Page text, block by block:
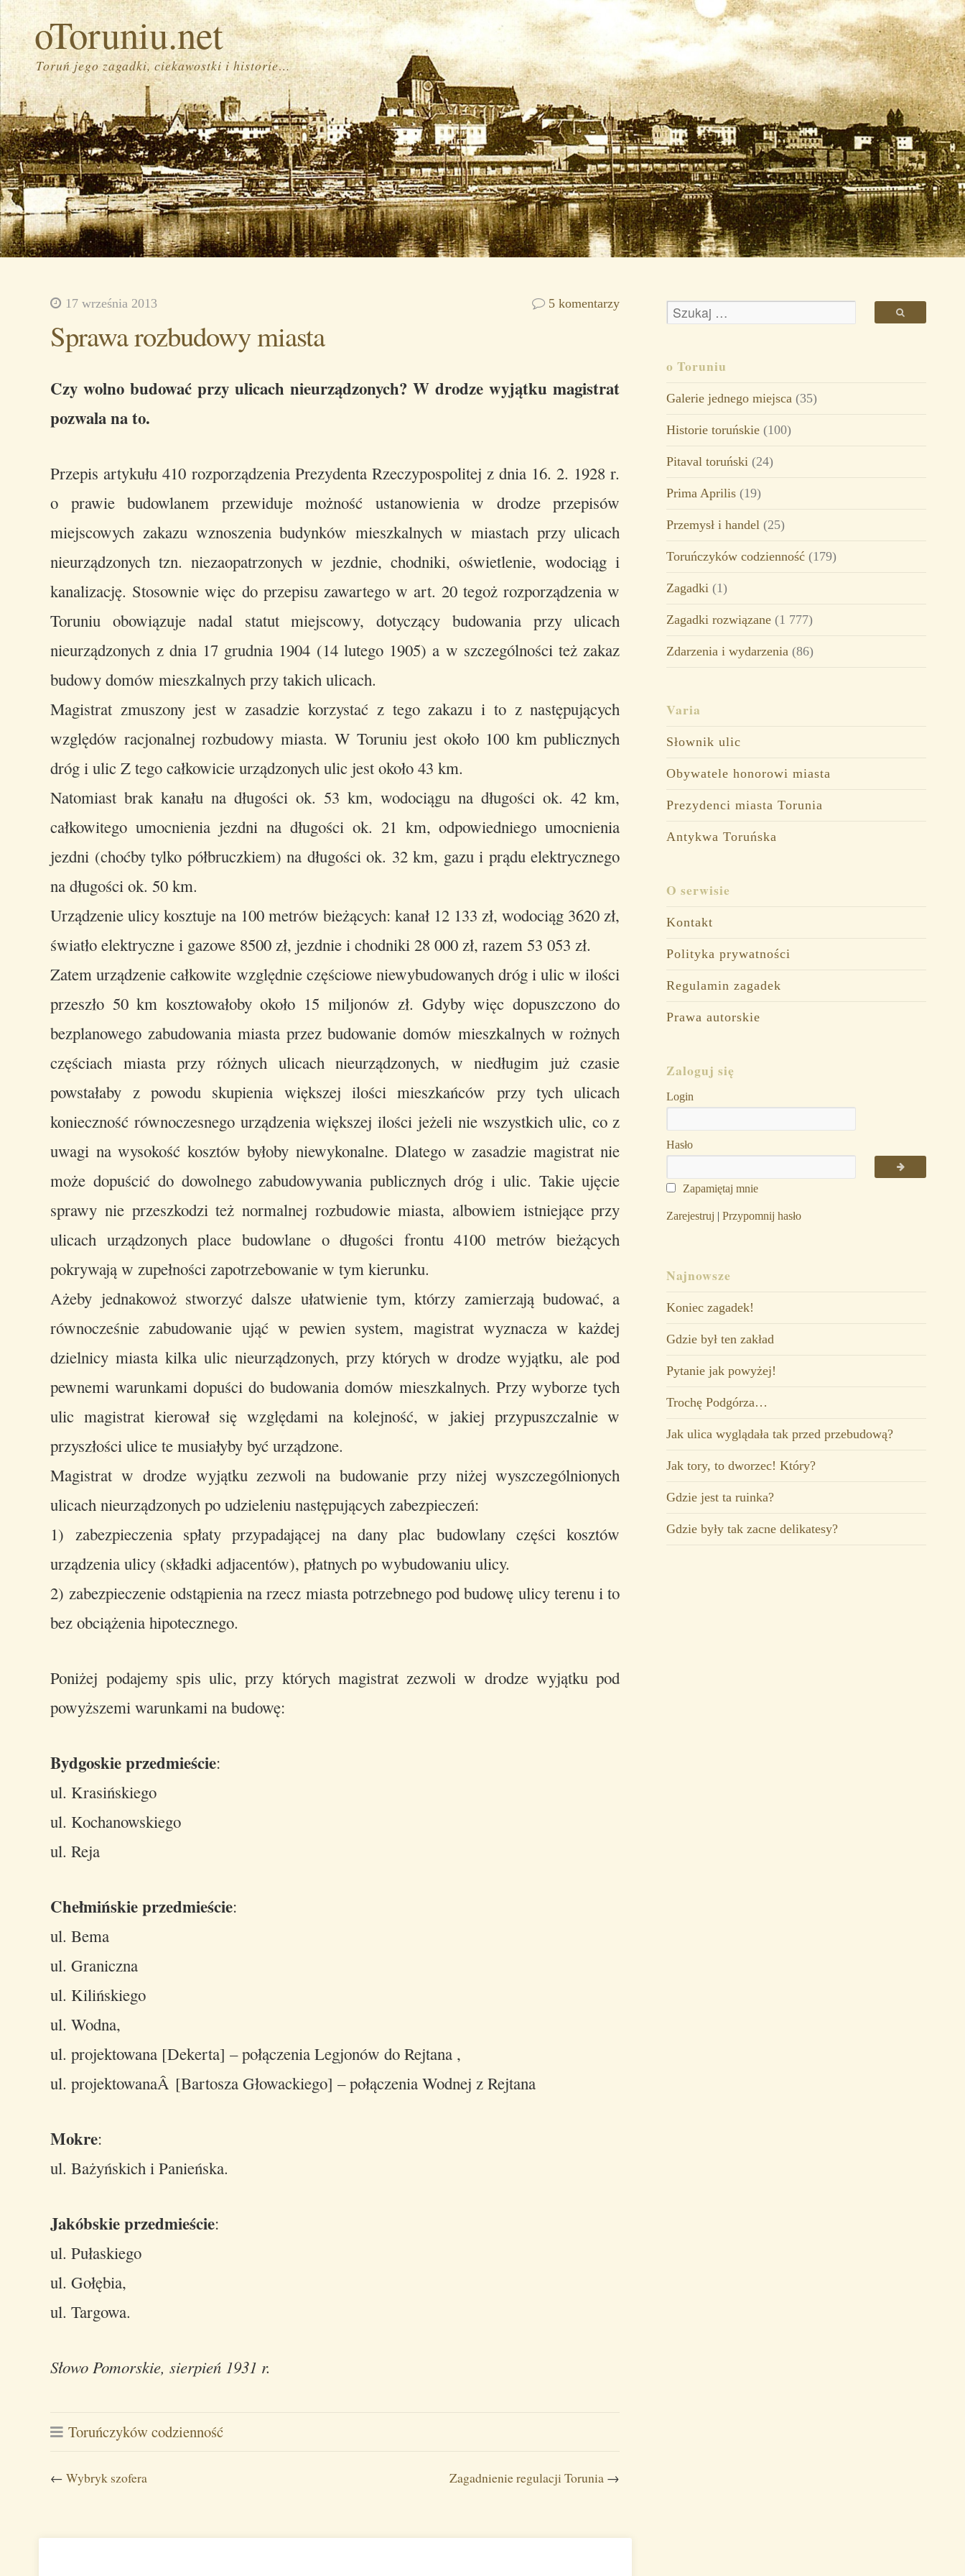
oToruniu.net
Toruń jego zagadki, ciekawostki i historie…
17 września 2013 5 komentarzy
Sprawa rozbudowy miasta
Czy wolno budować przy ulicach nieurządzonych? W drodze wyjątku magistrat
pozwala na to.
Przepis artykułu 410 rozporządzenia Prezydenta Rzeczypospolitej z dnia 16. 2. 1928 r.
o prawie budowlanem przewiduje możność ustanowienia w drodze przepisów
miejscowych zakazu wznoszenia budynków mieszkalnych w miastach przy ulicach
nieurządzonych tzn. niezaopatrzonych w jezdnie, chodniki, oświetlenie, wodociąg i
kanalizację. Stosownie więc do przepisu zawartego w art. 20 tegoż rozporządzenia w
Toruniu obowiązuje nadal statut miejscowy, dotyczący budowania przy ulicach
nieurządzonych z dnia 17 grudnia 1904 (14 lutego 1905) a w szczególności też zakaz
budowy domów mieszkalnych przy takich ulicach.
Magistrat zmuszony jest w zasadzie korzystać z tego zakazu i to z następujących
względów racjonalnej rozbudowy miasta. W Toruniu jest około 100 km publicznych
dróg i ulic Z tego całkowicie urządzonych ulic jest około 43 km.
Natomiast brak kanału na długości ok. 53 km, wodociągu na długości ok. 42 km,
całkowitego umocnienia jezdni na długości ok. 21 km, odpowiedniego umocnienia
jezdni (choćby tylko półbruczkiem) na długości ok. 32 km, gazu i prądu elektrycznego
na długości ok. 50 km.
Urządzenie ulicy kosztuje na 100 metrów bieżących: kanał 12 133 zł, wodociąg 3620 zł,
światło elektryczne i gazowe 8500 zł, jezdnie i chodniki 28 000 zł, razem 53 053 zł.
Zatem urządzenie całkowite względnie częściowe niewybudowanych dróg i ulic w ilości
przeszło 50 km kosztowałoby około 15 miljonów zł. Gdyby więc dopuszczono do
bezplanowego zabudowania miasta przez budowanie domów mieszkalnych w rożnych
częściach miasta przy różnych ulicach nieurządzonych, w niedługim już czasie
powstałaby z powodu skupienia większej ilości mieszkańców przy tych ulicach
konieczność równoczesnego urządzenia większej ilości jeżeli nie wszystkich ulic, co z
uwagi na wysokość kosztów byłoby niewykonalne. Dlatego w zasadzie magistrat nie
może dopuścić do dowolnego zabudowywania publicznych dróg i ulic. Takie ujęcie
sprawy nie przeszkodzi też normalnej rozbudowie miasta, albowiem istniejące przy
ulicach urządzonych place budowlane o długości frontu 4100 metrów bieżących
pokrywają w zupełności zapotrzebowanie w tym kierunku.
Ażeby jednakowoż stworzyć dalsze ułatwienie tym, którzy zamierzają budować, a
równocześnie zabudowanie ująć w pewien system, magistrat wyznacza w każdej
dzielnicy miasta kilka ulic nieurządzonych, przy których w drodze wyjątku, ale pod
pewnemi warunkami dopuści do budowania domów mieszkalnych. Przy wyborze tych
ulic magistrat kierował się względami na kolejność, w jakiej przypuszczalnie w
przyszłości ulice te musiałyby być urządzone.
Magistrat w drodze wyjątku zezwoli na budowanie przy niżej wyszczególnionych
ulicach nieurządzonych po udzieleniu następujących zabezpieczeń:
1) zabezpieczenia spłaty przypadającej na dany plac budowlany części kosztów
urządzenia ulicy (składki adjacentów), płatnych po wybudowaniu ulicy.
2) zabezpieczenie odstąpienia na rzecz miasta potrzebnego pod budowę ulicy terenu i to
bez obciążenia hipotecznego.
Poniżej podajemy spis ulic, przy których magistrat zezwoli w drodze wyjątku pod
powyższemi warunkami na budowę:
Bydgoskie przedmieście:
ul. Krasińskiego
ul. Kochanowskiego
ul. Reja
Chełmińskie przedmieście:
ul. Bema
ul. Graniczna
ul. Kilińskiego
ul. Wodna,
ul. projektowana [Dekerta] – połączenia Legjonów do Rejtana ,
ul. projektowanaÂ [Bartosza Głowackiego] – połączenia Wodnej z Rejtana
Mokre:
ul. Bażyńskich i Panieńska.
Jakóbskie przedmieście:
ul. Pułaskiego
ul. Gołębia,
ul. Targowa.
Słowo Pomorskie, sierpień 1931 r.
Toruńczyków codzienność
←Wybryk szofera Zagadnienie regulacji Torunia →
o Toruniu
Galerie jednego miejsca(35)
Historie toruńskie(100)
Pitaval toruński(24)
Prima Aprilis(19)
Przemysł i handel(25)
Toruńczyków codzienność(179)
Zagadki(1)
Zagadki rozwiązane(1 777)
Zdarzenia i wydarzenia(86)
Varia
Słownik ulic
Obywatele honorowi miasta
Prezydenci miasta Torunia
Antykwa Toruńska
O serwisie
Kontakt
Polityka prywatności
Regulamin zagadek
Prawa autorskie
Zaloguj się
Login
Hasło
Zapamiętaj mnie
Zarejestruj | Przypomnij hasło
Najnowsze
Koniec zagadek!
Gdzie był ten zakład
Pytanie jak powyżej!
Trochę Podgórza…
Jak ulica wyglądała tak przed przebudową?
Jak tory, to dworzec! Który?
Gdzie jest ta ruinka?
Gdzie były tak zacne delikatesy?